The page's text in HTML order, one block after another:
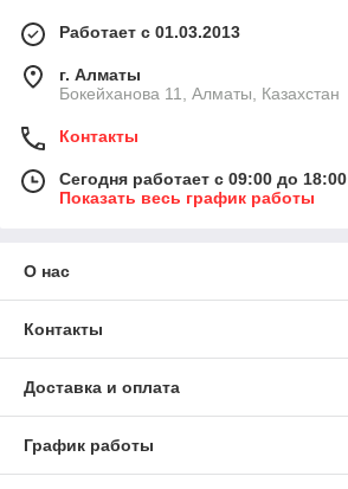
Работает с 01.03.2013
г. Алматы
Бокейханова 11, Алматы, Казахстан
Контакты
Сегодня работает с 09:00 до 18:00
Показать весь график работы
О нас
Контакты
Доставка и оплата
График работы